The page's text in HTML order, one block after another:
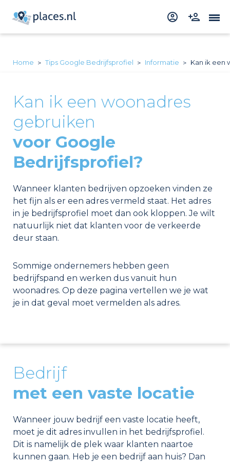
Home Tips Google Bedrijfsprofiel Informatie Kan ik een
Kan ik een woonadres
gebruiken
voor Google
Bedrijfsprofiel?
Wanneer klanten bedrijven opzoeken vinden ze
het fijn als er een adres vermeld staat. Het adres
in je bedrijfsprofiel moet dan ook kloppen. Je wilt
natuurlijk niet dat klanten voor de verkeerde
deur staan.
Sommige ondernemers hebben geen
bedrijfspand en werken dus vanuit hun
woonadres. Op deze pagina vertellen we je wat
je in dat geval moet vermelden als adres.
Bedrijf
met een vaste locatie
Wanneer jouw bedrijf een vaste locatie heeft,
moet je dit adres invullen in het bedrijfsprofiel.
Dit is namelijk de plek waar klanten naartoe
kunnen gaan. Heb je een bedrijf aan huis? Dan